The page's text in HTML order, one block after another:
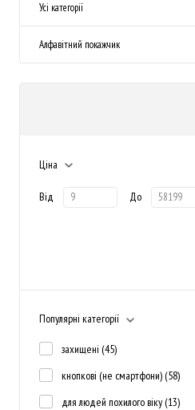
Усі категорії
Алфавітний покажчик
Ціна
Від До
Популярні категорії
захищені (45)
кнопкові (не смартфони) (58)
для людей похилого віку (13)